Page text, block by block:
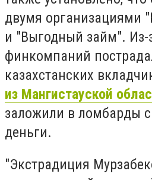
двумя организациями
и "Выгодный займ". Из-
финкомпаний
казахстанских
из Мангистауской
заложили в ломбарды
деньги.
"Экстрадиция